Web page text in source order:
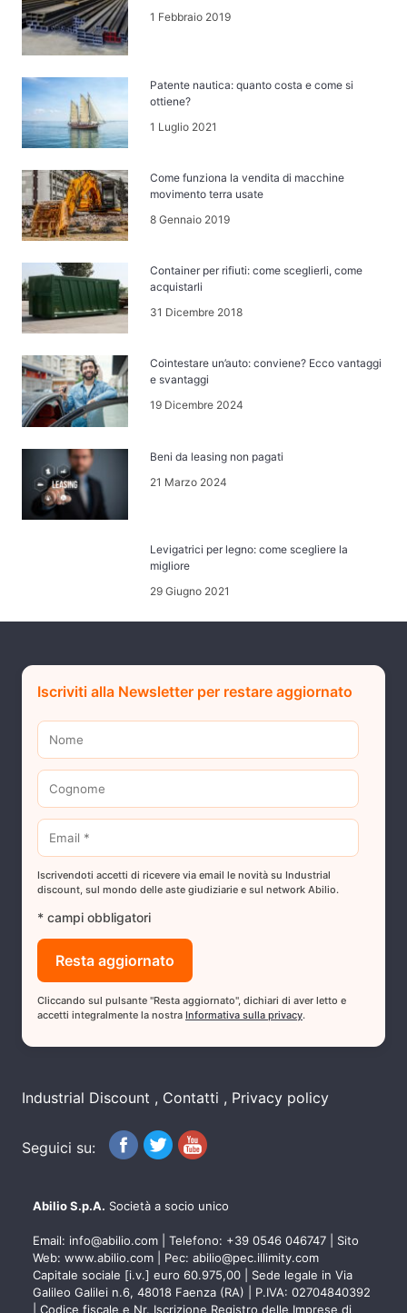
1 Febbraio 2019
Patente nautica: quanto costa e come si
ottiene?
1 Luglio 2021
Come funziona la vendita di macchine
movimento terra usate
8 Gennaio 2019
Container per rifiuti: come sceglierli, come
acquistarli
31 Dicembre 2018
Cointestare un’auto: conviene? Ecco vantaggi
e svantaggi
19 Dicembre 2024
Beni da leasing non pagati
21 Marzo 2024
Levigatrici per legno: come scegliere la
migliore
29 Giugno 2021
Iscriviti alla Newsletter per restare aggiornato
Iscrivendoti accetti di ricevere via email le novità su Industrial
discount, sul mondo delle aste giudiziarie e sul network Abilio.
* campi obbligatori
Cliccando sul pulsante "Resta aggiornato", dichiari di aver letto e
accetti integralmente la nostra Informativa sulla privacy.
Industrial Discount Contatti Privacy policy
Seguici su:
Abilio S.p.A. Società a socio unico
Email: info@abilio.com | Telefono: +39 0546 046747 | Sito
Web: www.abilio.com | Pec: abilio@pec.illimity.com
Capitale sociale [i.v.] euro 60.975,00 | Sede legale in Via
Galileo Galilei n.6, 48018 Faenza (RA) | P.IVA: 02704840392
| Codice fiscale e Nr. Iscrizione Registro delle Imprese di